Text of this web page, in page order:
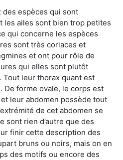
espèces qui sont
les ailes sont bien trop petites
qui concerne les espèces
sont très coriaces et
et ont pour rôle de
qui elles sont plutôt
leur thorax quant est
De forme ovale, le corps est
leur abdomen possède tout
de cet abdomen se
sont rien d’autre que des
finir cette description des
bruns ou noirs, mais on en
des motifs ou encore des